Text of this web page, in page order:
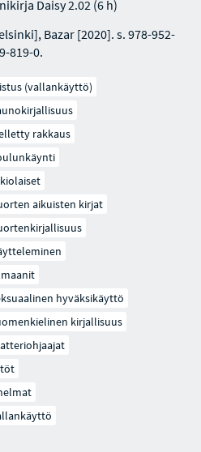
Daisy 2.02 (6 h)
Bazar [2020]. s. 978-952-
819-0.
(vallankäyttö)
rakkaus
aikuisten kirjat
hyväksikäyttö
kirjallisuus